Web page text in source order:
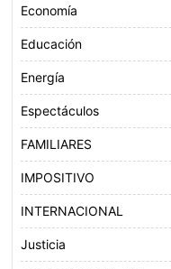
Economía
Educación
Energía
Espectáculos
FAMILIARES
IMPOSITIVO
INTERNACIONAL
Justicia